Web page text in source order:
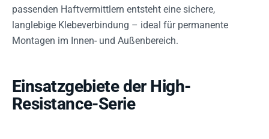
passenden Haftvermittlern entsteht eine sichere,
langlebige Klebeverbindung – ideal für permanente
Montagen im Innen- und Außenbereich.
Einsatzgebiete der High-
Resistance-Serie